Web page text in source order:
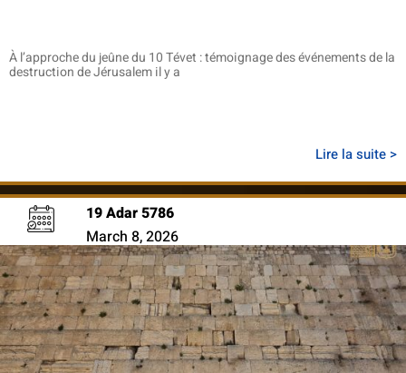
À l’approche du jeûne du 10 Tévet : témoignage des événements de la
destruction de Jérusalem il y a
Lire la suite >
19 Adar 5786
March 8, 2026